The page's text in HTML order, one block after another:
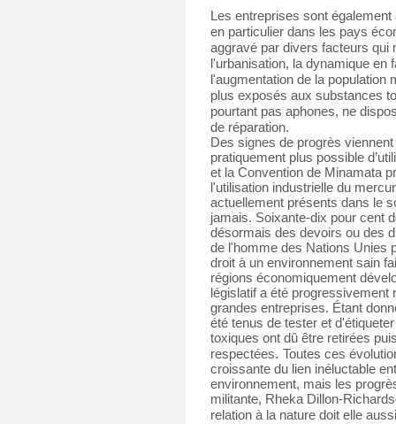
Les entreprises sont
en particulier dans les pays
aggravé par divers facteurs qui
l'urbanisation, la dynamique
l'augmentation de la
plus exposés aux substances
pourtant pas aphones, ne
de réparation.
Des signes de progrès
pratiquement plus possible
et la Convention de Minamata
l'utilisation industrielle du
actuellement présents dans le
jamais. Soixante-dix pour cent
désormais des devoirs ou des
de l'homme des Nations Unies
droit à un environnement sain
régions économiquement
législatif a été
grandes entreprises. Étant
été tenus de tester et
toxiques ont dû être retirées
respectées. Toutes ces
croissante du lien inéluctable
environnement, mais les
militante, Rheka Dillon-
relation à la nature doit elle